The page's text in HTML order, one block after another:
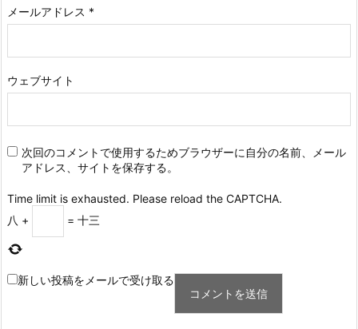
メールアドレス *
ウェブサイト
次回のコメントで使用するためブラウザーに自分の名前、メール
アドレス、サイトを保存する。
Time limit is exhausted. Please reload the CAPTCHA.
八 + = 十三
新しい投稿をメールで受け取る